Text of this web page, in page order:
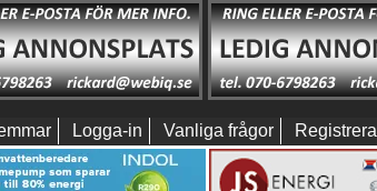
Logga-in Vanliga frågor Registrera